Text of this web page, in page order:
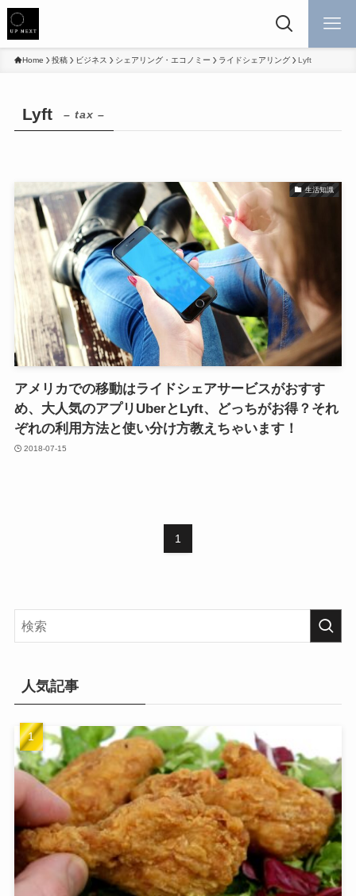
Home 投稿 ビジネス シェアリング・エコノミー ライドシェアリング Lyft
Lyft – tax –
生活知識
アメリカでの移動はライドシェアサービスがおすす
め、大人気のアプリUberとLyft、どっちがお得？それ
ぞれの利用方法と使い分け方教えちゃいます！
2018-07-15
1
人気記事